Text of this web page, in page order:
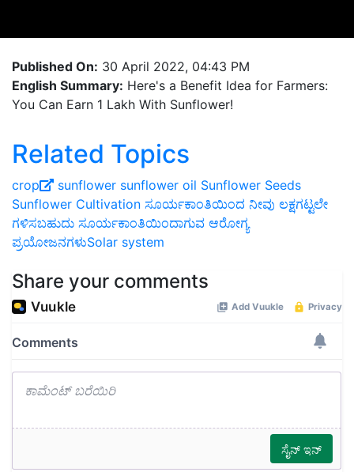
Published On: 30 April 2022, 04:43 PM
English Summary: Here's a Benefit Idea for Farmers:
You Can Earn 1 Lakh With Sunflower!
Related Topics
crop sunflower sunflower oil Sunflower Seeds
Sunflower Cultivation ಸೂರ್ಯಕಾಂತಿಯಿಂದ ನೀವು ಲಕ್ಷಗಟ್ಟಲೇ
ಗಳಿಸಬಹುದು ಸೂರ್ಯಕಾಂತಿಯಿಂದಾಗುವ ಆರೋಗ್ಯ
ಪ್ರಯೋಜನಗಳುSolar system
Share your comments